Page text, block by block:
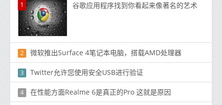
1 谷歌应用程序找到你看起来像著名的艺术
2 微软推出Surface 4笔记本电脑，搭载AMD处理器
3 Twitter允许您使用安全USB进行验证
4 在性能方面Realme 6是真正的Pro 这就是原因